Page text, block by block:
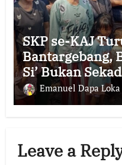
SKP se-KAJ
Bantargebang,
Si’ Bukan
Emanuel Dapa Loka
Leave a